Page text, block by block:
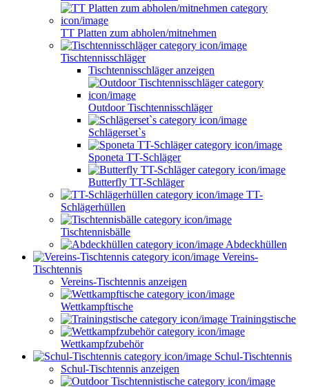
TT Platten zum abholen/mitnehmen
Tischtennisschläger
Tischtennisschläger anzeigen
Outdoor Tischtennisschläger
Schlägerset`s
Sponeta TT-Schläger
Butterfly TT-Schläger
TT-
Schlägerhüllen
Tischtennisbälle
Abdeckhüllen
Vereins-
Tischtennis
Vereins-Tischtennis anzeigen
Wettkampftische
Trainingstische
Wettkampfzubehör
Schul-Tischtennis
Schul-Tischtennis anzeigen